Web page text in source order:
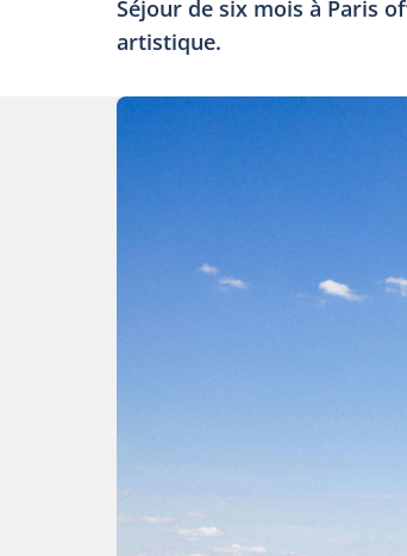
Séjour de six mois à Paris
artistique.